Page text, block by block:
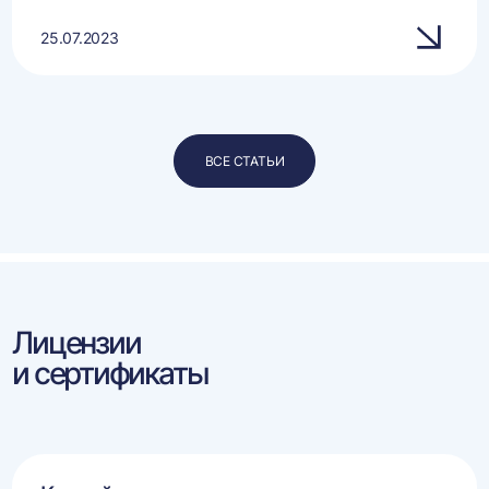
25.07.2023
ВСЕ СТАТЬИ
Лицензии
и сертификаты